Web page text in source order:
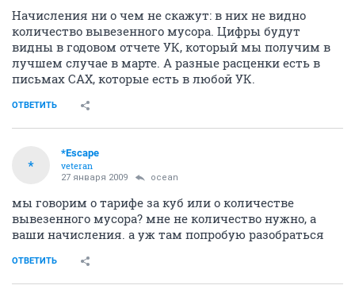
Начисления ни о чем не скажут: в них не видно
количество вывезенного мусора. Цифры будут
видны в годовом отчете УК, который мы получим в
лучшем случае в марте. А разные расценки есть в
письмах САХ, которые есть в любой УК.
ОТВЕТИТЬ
*
*Escape
veteran
27 января 2009 ocean
мы говорим о тарифе за куб или о количестве
вывезенного мусора? мне не количество нужно, а
ваши начисления. а уж там попробую разобраться
ОТВЕТИТЬ